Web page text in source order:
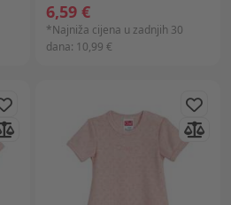
6,59 €
*Najniža cijena u zadnjih 30
dana: 10,99 €